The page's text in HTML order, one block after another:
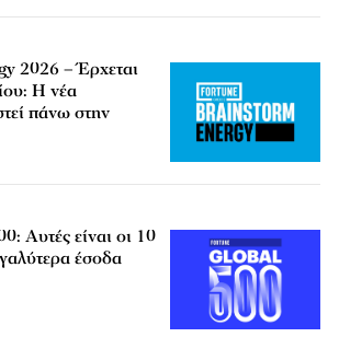
2026 – Έρχεται
Η νέα
πάνω στην
Αυτές είναι οι 10
έσοδα